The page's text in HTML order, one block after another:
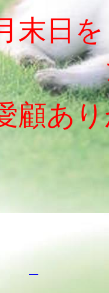
末日
顧あ